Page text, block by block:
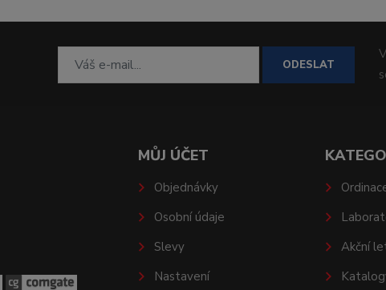
ODESLAT
MŮJ ÚČET
Objednávky
Osobní údaje
Slevy
Nastavení
Akční